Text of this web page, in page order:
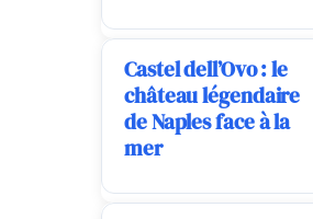
Castel dell’Ovo : le
château légendaire
de Naples face à la
mer